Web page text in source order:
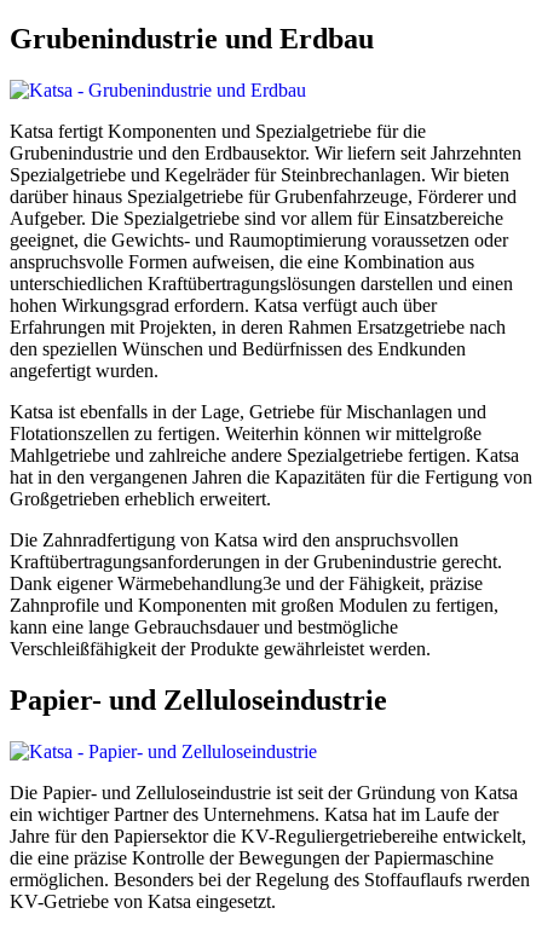
Grubenindustrie und Erdbau
Katsa fertigt Komponenten und Spezialgetriebe für die
Grubenindustrie und den Erdbausektor. Wir liefern seit Jahrzehnten
Spezialgetriebe und Kegelräder für Steinbrechanlagen. Wir bieten
darüber hinaus Spezialgetriebe für Grubenfahrzeuge, Förderer und
Aufgeber. Die Spezialgetriebe sind vor allem für Einsatzbereiche
geeignet, die Gewichts- und Raumoptimierung voraussetzen oder
anspruchsvolle Formen aufweisen, die eine Kombination aus
unterschiedlichen Kraftübertragungslösungen darstellen und einen
hohen Wirkungsgrad erfordern. Katsa verfügt auch über
Erfahrungen mit Projekten, in deren Rahmen Ersatzgetriebe nach
den speziellen Wünschen und Bedürfnissen des Endkunden
angefertigt wurden.
Katsa ist ebenfalls in der Lage, Getriebe für Mischanlagen und
Flotationszellen zu fertigen. Weiterhin können wir mittelgroße
Mahlgetriebe und zahlreiche andere Spezialgetriebe fertigen. Katsa
hat in den vergangenen Jahren die Kapazitäten für die Fertigung von
Großgetrieben erheblich erweitert.
Die Zahnradfertigung von Katsa wird den anspruchsvollen
Kraftübertragungsanforderungen in der Grubenindustrie gerecht.
Dank eigener Wärmebehandlung3e und der Fähigkeit, präzise
Zahnprofile und Komponenten mit großen Modulen zu fertigen,
kann eine lange Gebrauchsdauer und bestmögliche
Verschleißfähigkeit der Produkte gewährleistet werden.
Papier- und Zelluloseindustrie
Die Papier- und Zelluloseindustrie ist seit der Gründung von Katsa
ein wichtiger Partner des Unternehmens. Katsa hat im Laufe der
Jahre für den Papiersektor die KV-Reguliergetriebereihe entwickelt,
die eine präzise Kontrolle der Bewegungen der Papiermaschine
ermöglichen. Besonders bei der Regelung des Stoffauflaufs rwerden
KV-Getriebe von Katsa eingesetzt.